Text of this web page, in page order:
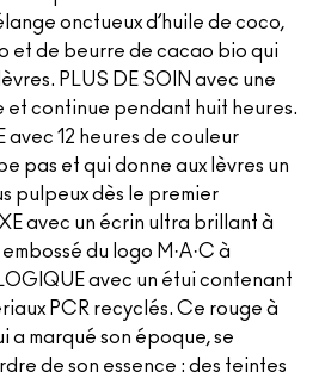
onctueux d’huile de coco,
et de beurre de cacao bio qui
PLUS DE SOIN avec une
et continue pendant huit heures.
avec 12 heures de couleur
pas et qui donne aux lèvres un
pulpeux dès le premier
avec un écrin ultra brillant à
du logo M·A·C à
avec un étui contenant
PCR recyclés. Ce rouge à
a marqué son époque, se
de son essence : des teintes